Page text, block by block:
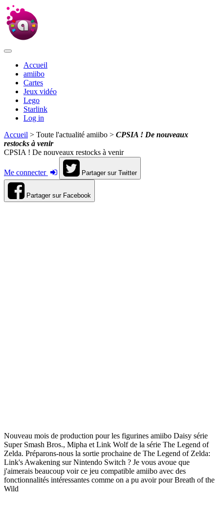
Accueil
amiibo
Cartes
Jeux vidéo
Lego
Starlink
Log in
Accueil > Toute l'actualité amiibo > CPSIA ! De nouveaux
restocks à venir
CPSIA ! De nouveaux restocks à venir
Me connecter Partager sur Twitter
Partager sur Facebook
Nouveau mois de production pour les figurines amiibo Daisy série
Super Smash Bros., Mipha et Link Wolf de la série The Legend of
Zelda. Préparons-nous la sortie prochaine de The Legend of Zelda:
Link's Awakening sur Nintendo Switch ? Je vous avoue que
j'aimerais beaucoup voir ce jeu compatible amiibo avec des
fonctionnalités intéressantes comme on a pu avoir pour Breath of the
Wild